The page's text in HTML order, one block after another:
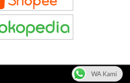
WA Kami